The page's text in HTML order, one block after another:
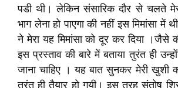
पडी थी। लेकिन संसारिक दौर से चलते
भाग लेना हो पाएगा की नहीं इस मिमांसा
ने मेरा यह मिमांसा को दूर कर दिया ।जैसे
इस प्रस्ताव की बारे में बताया तुरंत ही
जाना चाहिए । यह बात सुनकर मेरी खुशी
तुरंत ही तैयार हो गयी। इस तरह संतोष